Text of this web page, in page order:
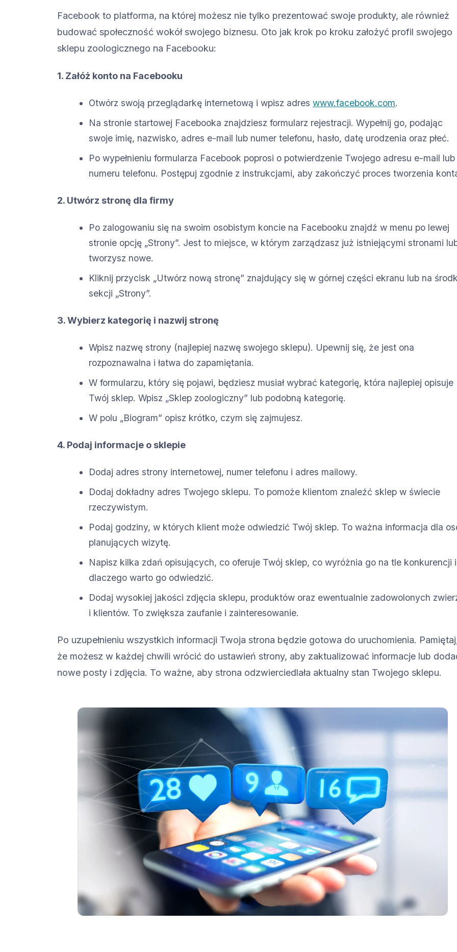
Facebook to platforma, na której możesz nie tylko prezentować swoje produkty, ale również
budować społeczność wokół swojego biznesu. Oto jak krok po kroku założyć profil swojego
sklepu zoologicznego na Facebooku:
1. Załóż konto na Facebooku
Otwórz swoją przeglądarkę internetową i wpisz adres www.facebook.com.
Na stronie startowej Facebooka znajdziesz formularz rejestracji. Wypełnij go, podając
swoje imię, nazwisko, adres e-mail lub numer telefonu, hasło, datę urodzenia oraz płeć.
Po wypełnieniu formularza Facebook poprosi o potwierdzenie Twojego adresu e-mail lub
numeru telefonu. Postępuj zgodnie z instrukcjami, aby zakończyć proces tworzenia
2. Utwórz stronę dla firmy
Po zalogowaniu się na swoim osobistym koncie na Facebooku znajdź w menu po lewej
stronie opcję „Strony”. Jest to miejsce, w którym zarządzasz już istniejącymi stronami
tworzysz nowe.
Kliknij przycisk „Utwórz nową stronę” znajdujący się w górnej części ekranu lub na
sekcji „Strony”.
3. Wybierz kategorię i nazwij stronę
Wpisz nazwę strony (najlepiej nazwę swojego sklepu). Upewnij się, że jest ona
rozpoznawalna i łatwa do zapamiętania.
W formularzu, który się pojawi, będziesz musiał wybrać kategorię, która najlepiej opisuje
Twój sklep. Wpisz „Sklep zoologiczny” lub podobną kategorię.
W polu „Biogram” opisz krótko, czym się zajmujesz.
4. Podaj informacje o sklepie
Dodaj adres strony internetowej, numer telefonu i adres mailowy.
Dodaj dokładny adres Twojego sklepu. To pomoże klientom znaleźć sklep w świecie
rzeczywistym.
Podaj godziny, w których klient może odwiedzić Twój sklep. To ważna informacja dla
planujących wizytę.
Napisz kilka zdań opisujących, co oferuje Twój sklep, co wyróżnia go na tle konkurencji i
dlaczego warto go odwiedzić.
Dodaj wysokiej jakości zdjęcia sklepu, produktów oraz ewentualnie zadowolonych
i klientów. To zwiększa zaufanie i zainteresowanie.
Po uzupełnieniu wszystkich informacji Twoja strona będzie gotowa do uruchomienia.
że możesz w każdej chwili wrócić do ustawień strony, aby zaktualizować informacje lub
nowe posty i zdjęcia. To ważne, aby strona odzwierciedlała aktualny stan Twojego sklepu.